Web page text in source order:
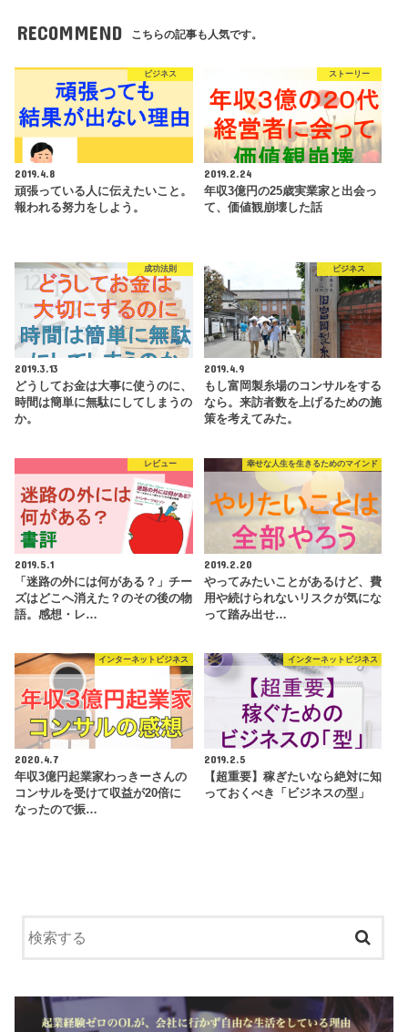
RECOMMEND こちらの記事も人気です。
ビジネス
2019.4.8
頑張っている人に伝えたいこと。
報われる努力をしよう。
ストーリー
2019.2.24
年収3億円の25歳実業家と出会っ
て、価値観崩壊した話
成功法則
2019.3.13
どうしてお金は大事に使うのに、
時間は簡単に無駄にしてしまうの
か。
ビジネス
2019.4.9
もし富岡製糸場のコンサルをする
なら。来訪者数を上げるための施
策を考えてみた。
レビュー
2019.5.1
「迷路の外には何がある？」チー
ズはどこへ消えた？のその後の物
語。感想・レ…
幸せな人生を生きるためのマインド
2019.2.20
やってみたいことがあるけど、費
用や続けられないリスクが気にな
って踏み出せ…
インターネットビジネス
2020.4.7
年収3億円起業家わっきーさんの
コンサルを受けて収益が20倍に
なったので振…
インターネットビジネス
2019.2.5
【超重要】稼ぎたいなら絶対に知
っておくべき「ビジネスの型」